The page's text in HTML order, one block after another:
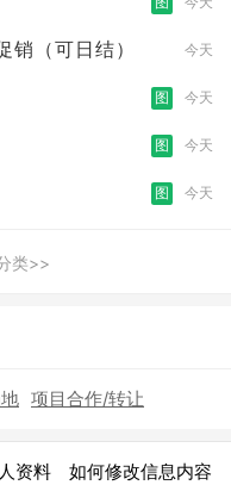
销（可日结） 今天
图 今天
图 今天
图 今天
类>>
项目合作/转让
资料 如何修改信息内容